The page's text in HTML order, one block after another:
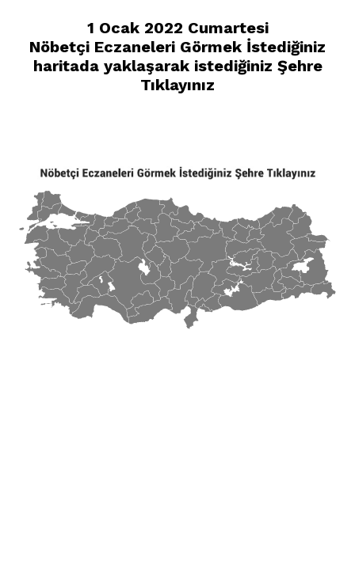
1 Ocak 2022 Cumartesi
Nöbetçi Eczaneleri Görmek İstediğiniz
haritada yaklaşarak istediğiniz Şehre
Tıklayınız